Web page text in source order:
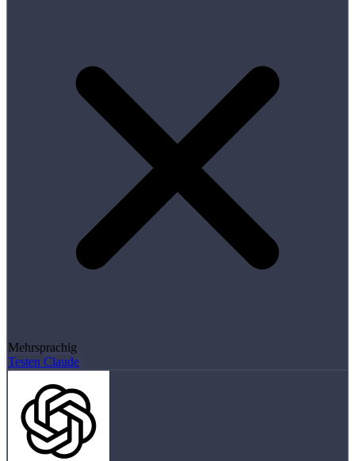
Mehrsprachig
Testen Claude